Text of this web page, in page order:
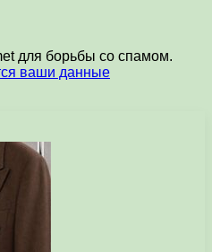
для борьбы со спамом.
ваши данные